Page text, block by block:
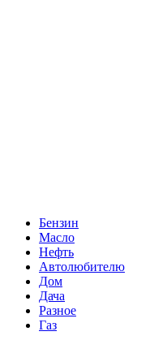
Бензин
Масло
Нефть
Автолюбителю
Дом
Дача
Разное
Газ